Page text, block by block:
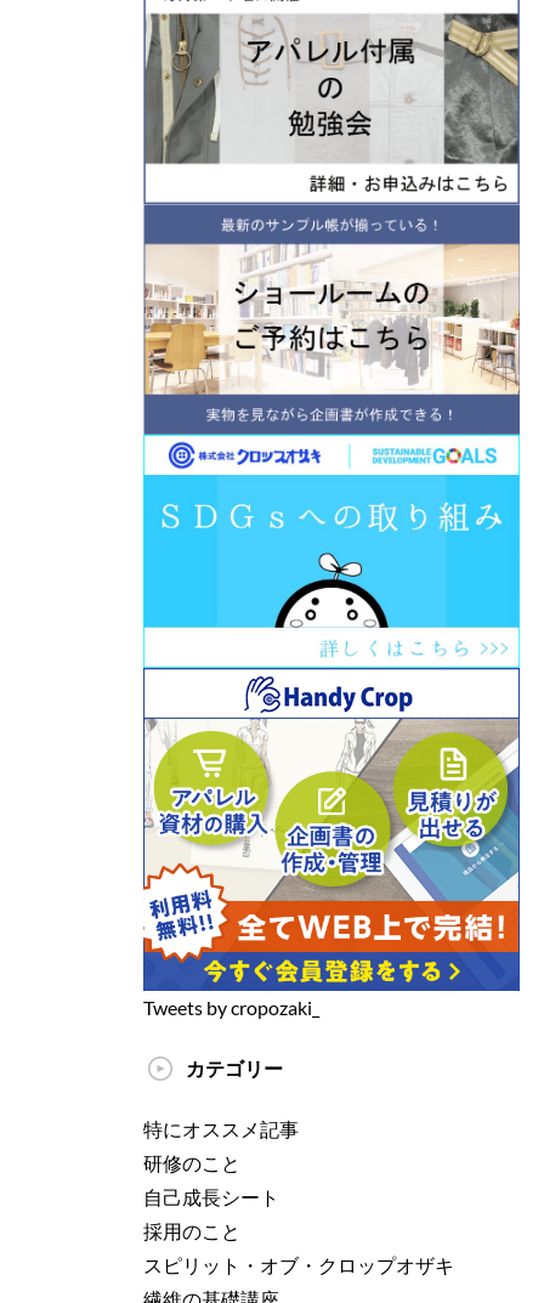
Tweets by cropozaki_
カテゴリー
特にオススメ記事
研修のこと
自己成長シート
採用のこと
スピリット・オブ・クロップオザキ